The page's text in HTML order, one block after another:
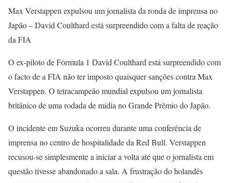
Max Verstappen expulsou um jornalista da ronda de imprensa no
Japão – David Coulthard está surpreendido com a falta de reação
da FIA
O ex-piloto de Fórmula 1 David Coulthard está surpreendido com
o facto de a FIA não ter imposto quaisquer sanções contra Max
Verstappen. O tetracampeão mundial expulsou um jornalista
britânico de uma rodada de mídia no Grande Prêmio do Japão.
O incidente em Suzuka ocorreu durante uma conferência de
imprensa no centro de hospitalidade da Red Bull. Verstappen
recusou-se simplesmente a iniciar a volta até que o jornalista em
questão tivesse abandonado a sala. A frustração do holandês